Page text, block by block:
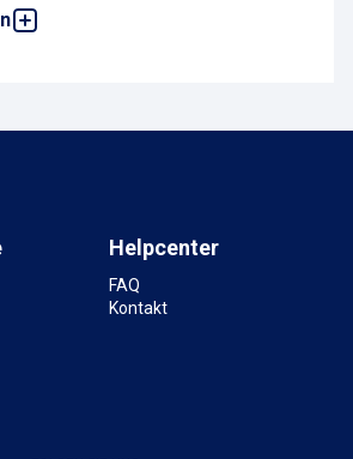
Wandsbek Quarree P1
- Wandsbek
22041 Hamburg, Deutschland
Helpcenter
FAQ
Kontakt